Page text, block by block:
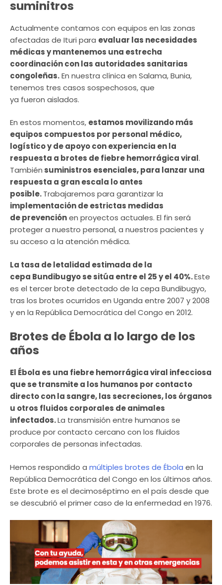
suminitros
Actualmente contamos con equipos en las zonas
afectadas de Ituri para evaluar las necesidades
médicas y mantenemos una estrecha
coordinación con las autoridades sanitarias
congoleñas.En nuestra clínica en Salama, Bunia,
tenemos tres casos sospechosos, que
ya fueron aislados.
En estos momentos, estamos movilizando más
equipos compuestos por personal médico,
logístico y de apoyo con experiencia en la
respuesta a brotes de fiebre hemorrágica viral.
También suministros esenciales, para lanzar una
respuesta a gran escala lo antes
posible.Trabajaremos para garantizar la
implementación de estrictas medidas
de prevenciónen proyectos actuales. El fin será
proteger a nuestro personal, a nuestros pacientes y
su acceso a la atención médica.
La tasa de letalidad estimada de la
cepa Bundibugyo se sitúa entre el 25 y el 40%.Este
es el tercer brote detectado de la cepa Bundibugyo,
tras los brotes ocurridos en Uganda entre 2007 y 2008
y en la República Democrática del Congo en 2012.
Brotes de Ébola a lo largo de los
años
El Ébola es una fiebre hemorrágica viral infecciosa
que se transmite a los humanos por contacto
directo con la sangre, las secreciones, los órganos
u otros fluidos corporales de animales
infectados.La transmisión entre humanos se
produce por contacto cercano con los fluidos
corporales de personas infectadas.
Hemos respondido a múltiples brotes de Ébola en la
República Democrática del Congo en los últimos años.
Este brote es el decimoséptimo en el país desde que
se descubrió el primer caso de la enfermedad en 1976.